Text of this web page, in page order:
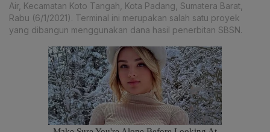
Air, Kecamatan Koto Tangah, Kota Padang, Sumatera Barat,
Rabu (6/1/2021). Terminal ini merupakan salah satu proyek
yang dibangun menggunakan dana hasil penerbitan SBSN.